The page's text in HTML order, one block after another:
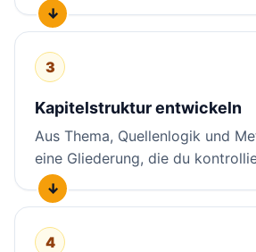
3
Kapitelstruktur entwickeln
Aus Thema, Quellenlogik und
eine Gliederung, die du
4